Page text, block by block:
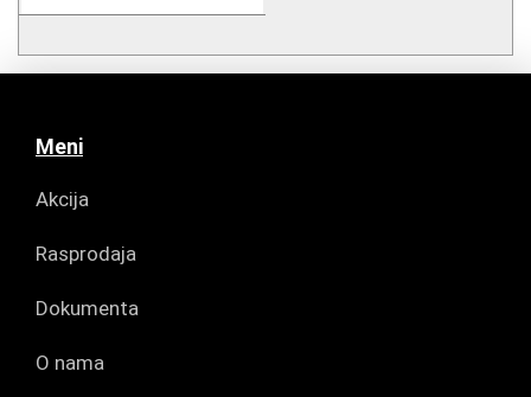
Meni
Akcija
Rasprodaja
Dokumenta
O nama